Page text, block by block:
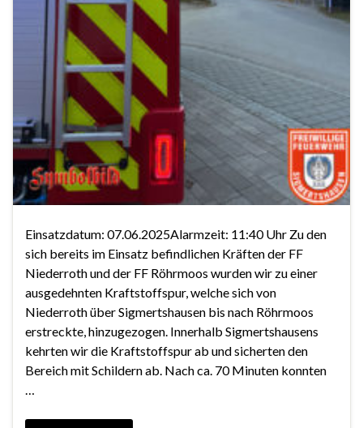
Einsatzdatum: 07.06.2025Alarmzeit: 11:40 Uhr Zu den
sich bereits im Einsatz befindlichen Kräften der FF
Niederroth und der FF Röhrmoos wurden wir zu einer
ausgedehnten Kraftstoffspur, welche sich von
Niederroth über Sigmertshausen bis nach Röhrmoos
erstreckte, hinzugezogen. Innerhalb Sigmertshausens
kehrten wir die Kraftstoffspur ab und sicherten den
Bereich mit Schildern ab. Nach ca. 70 Minuten konnten